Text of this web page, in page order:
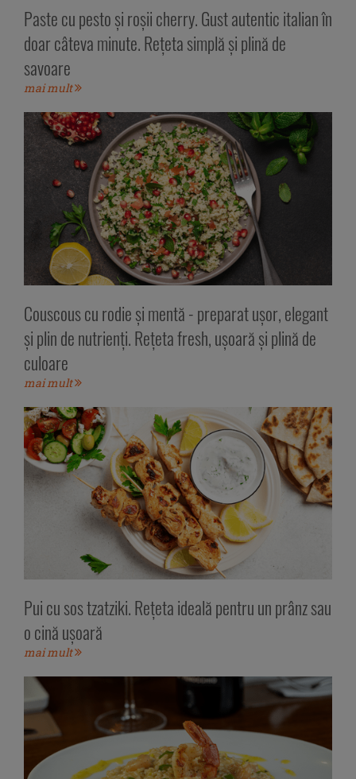
Paste cu pesto și roșii cherry. Gust autentic italian în
doar câteva minute. Rețeta simplă și plină de
savoare
mai mult
Couscous cu rodie și mentă - preparat ușor, elegant
și plin de nutrienți. Rețeta fresh, ușoară și plină de
culoare
mai mult
Pui cu sos tzatziki. Rețeta ideală pentru un prânz sau
o cină ușoară
mai mult